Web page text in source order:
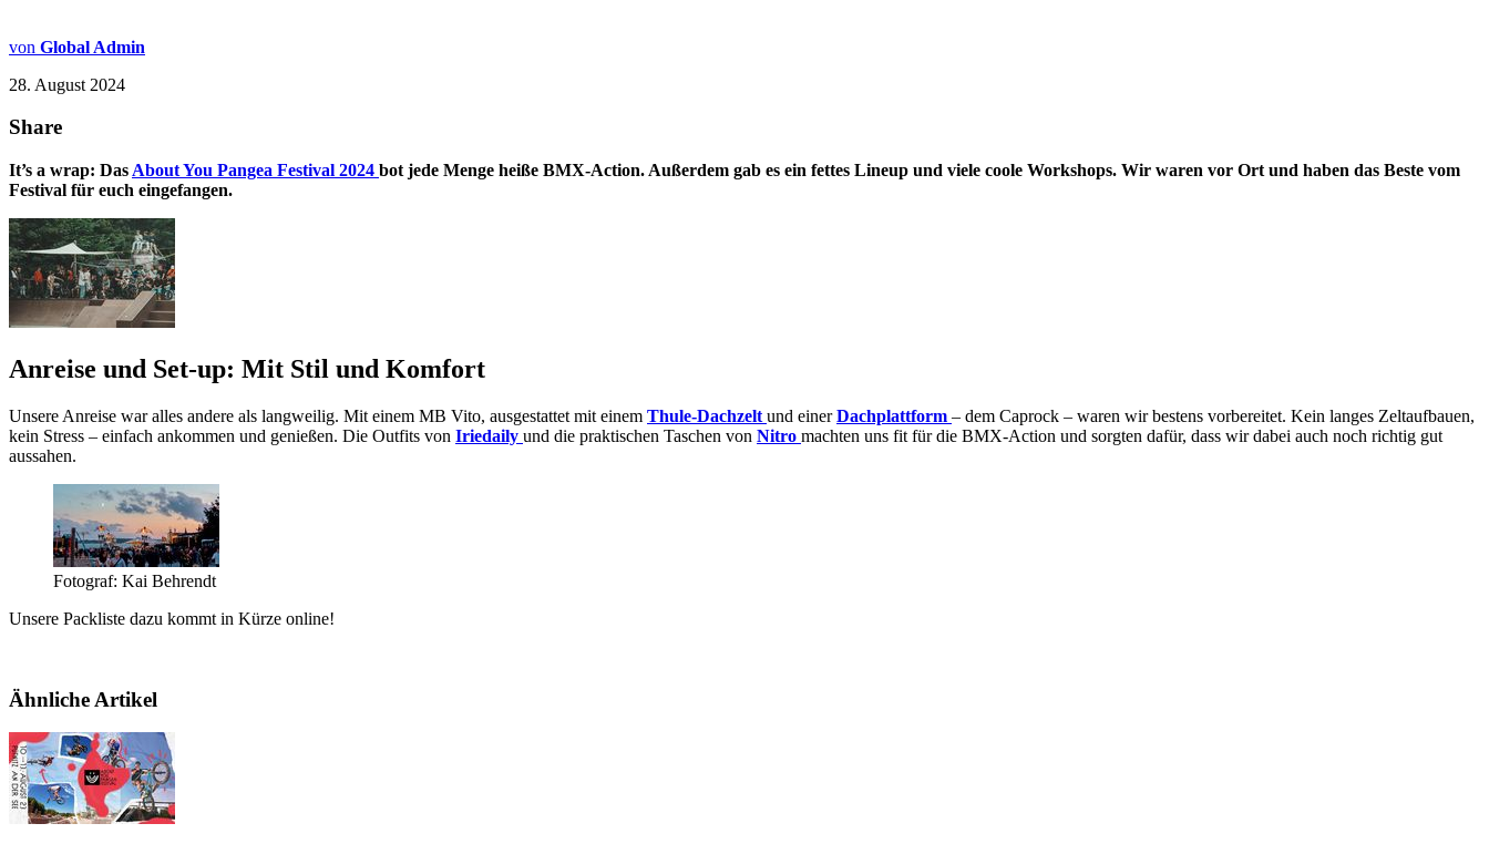
von Global Admin
28. August 2024
Share
It’s a wrap: Das About You Pangea Festival 2024 bot jede Menge heiße BMX-Action. Außerdem gab es ein fettes Lineup und viele coole Workshops. Wir waren vor Ort und haben das Beste vom
Festival für euch eingefangen.
Anreise und Set-up: Mit Stil und Komfort
Unsere Anreise war alles andere als langweilig. Mit einem MB Vito, ausgestattet mit einem Thule-Dachzelt und einerDachplattform – dem Caprock – waren wir bestens vorbereitet. Kein langes Zeltaufbauen,
kein Stress – einfach ankommen und genießen. Die Outfits von Iriedaily und die praktischen Taschen von Nitro machten uns fit für die BMX-Action und sorgten dafür, dass wir dabei auch noch richtig gut
aussahen.
Fotograf: Kai Behrendt
Unsere Packliste dazu kommt in Kürze online!
Ähnliche Artikel